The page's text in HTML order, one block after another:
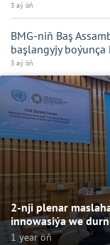
3 aý öň
BMG-niň Baş
başlangyjy
3 aý öň
2-nji plenar
innowasiýa we
1 year öň